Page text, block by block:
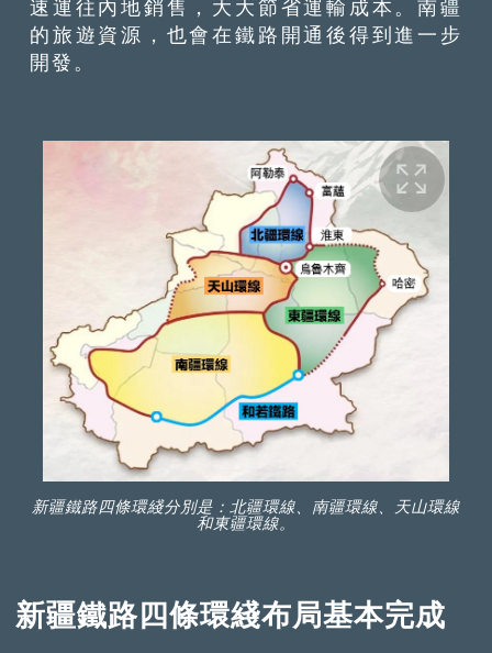
速運往內地銷售，大大節省運輸成本。南疆
的旅遊資源，也會在鐵路開通後得到進一步
開發。
新疆鐵路四條環綫分別是：北疆環線、南疆環線、天山環線
和東疆環線。
新疆鐵路四條環綫布局基本完成